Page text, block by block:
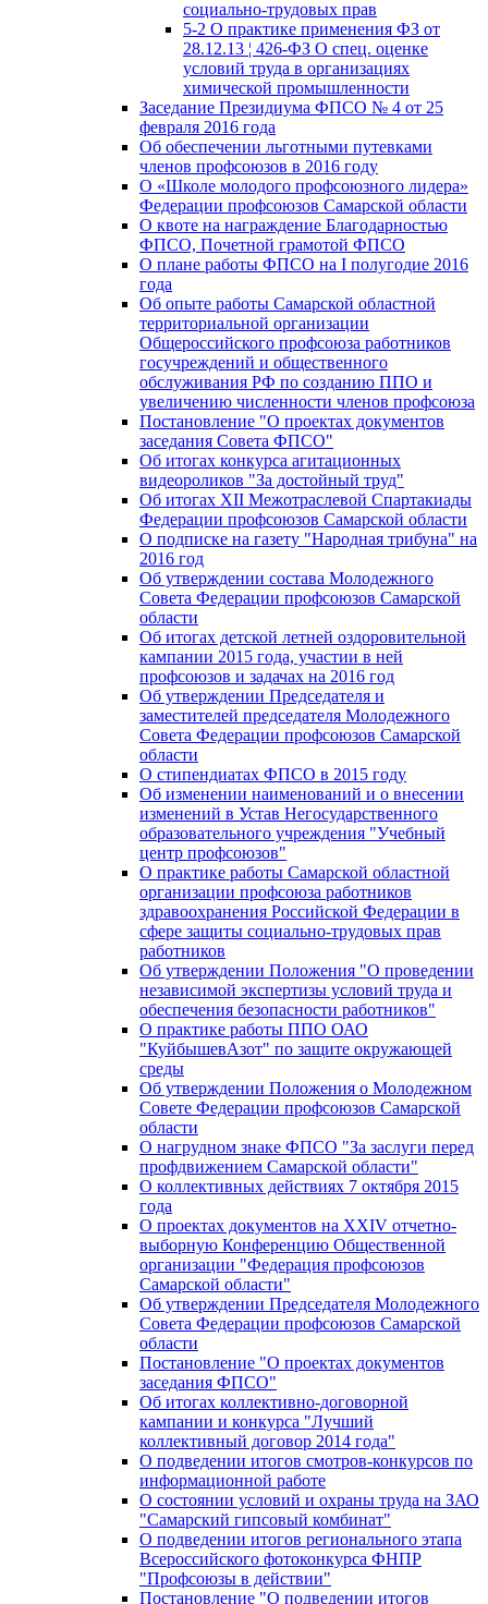
социально-трудовых прав
5-2 О практике применения ФЗ от
28.12.13 ¦ 426-ФЗ О спец. оценке
условий труда в организациях
химической промышленности
Заседание Президиума ФПСО № 4 от 25
февраля 2016 года
Об обеспечении льготными путевками
членов профсоюзов в 2016 году
О «Школе молодого профсоюзного лидера»
Федерации профсоюзов Самарской области
О квоте на награждение Благодарностью
ФПСО, Почетной грамотой ФПСО
О плане работы ФПСО на I полугодие 2016
года
Об опыте работы Самарской областной
территориальной организации
Общероссийского профсоюза работников
госучреждений и общественного
обслуживания РФ по созданию ППО и
увеличению численности членов профсоюза
Постановление "О проектах документов
заседания Совета ФПСО"
Об итогах конкурса агитационных
видеороликов "За достойный труд"
Об итогах XII Межотраслевой Спартакиады
Федерации профсоюзов Самарской области
О подписке на газету "Народная трибуна" на
2016 год
Об утверждении состава Молодежного
Совета Федерации профсоюзов Самарской
области
Об итогах детской летней оздоровительной
кампании 2015 года, участии в ней
профсоюзов и задачах на 2016 год
Об утверждении Председателя и
заместителей председателя Молодежного
Совета Федерации профсоюзов Самарской
области
О стипендиатах ФПСО в 2015 году
Об изменении наименований и о внесении
изменений в Устав Негосударственного
образовательного учреждения "Учебный
центр профсоюзов"
О практике работы Самарской областной
организации профсоюза работников
здравоохранения Российской Федерации в
сфере защиты социально-трудовых прав
работников
Об утверждении Положения "О проведении
независимой экспертизы условий труда и
обеспечения безопасности работников"
О практике работы ППО ОАО
"КуйбышевАзот" по защите окружающей
среды
Об утверждении Положения о Молодежном
Совете Федерации профсоюзов Самарской
области
О нагрудном знаке ФПСО "За заслуги перед
профдвижением Самарской области"
О коллективных действиях 7 октября 2015
года
О проектах документов на XXIV отчетно-
выборную Конференцию Общественной
организации "Федерация профсоюзов
Самарской области"
Об утверждении Председателя Молодежного
Совета Федерации профсоюзов Самарской
области
Постановление "О проектах документов
заседания ФПСО"
Об итогах коллективно-договорной
кампании и конкурса "Лучший
коллективный договор 2014 года"
О подведении итогов смотров-конкурсов по
информационной работе
О состоянии условий и охраны труда на ЗАО
"Самарский гипсовый комбинат"
О подведении итогов регионального этапа
Всероссийского фотоконкурса ФНПР
"Профсоюзы в действии"
Постановление "О подведении итогов